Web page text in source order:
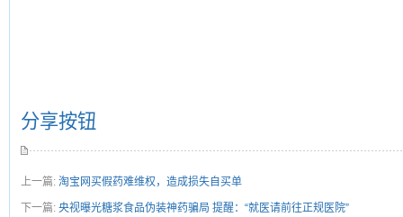
分享按钮
上一篇: 淘宝网买假药难维权，造成损失自买单
下一篇: 央视曝光糖浆食品伪装神药骗局 提醒：“就医请前往正规医院”